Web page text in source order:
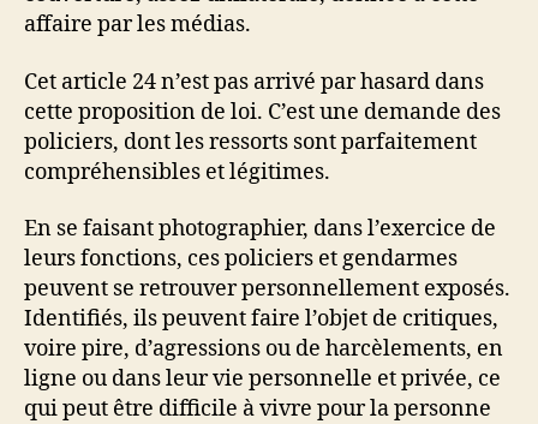
affaire par les médias.
Cet article 24 n’est pas arrivé par hasard dans
cette proposition de loi. C’est une demande des
policiers, dont les ressorts sont parfaitement
compréhensibles et légitimes.
En se faisant photographier, dans l’exercice de
leurs fonctions, ces policiers et gendarmes
peuvent se retrouver personnellement exposés.
Identifiés, ils peuvent faire l’objet de critiques,
voire pire, d’agressions ou de harcèlements, en
ligne ou dans leur vie personnelle et privée, ce
qui peut être difficile à vivre pour la personne